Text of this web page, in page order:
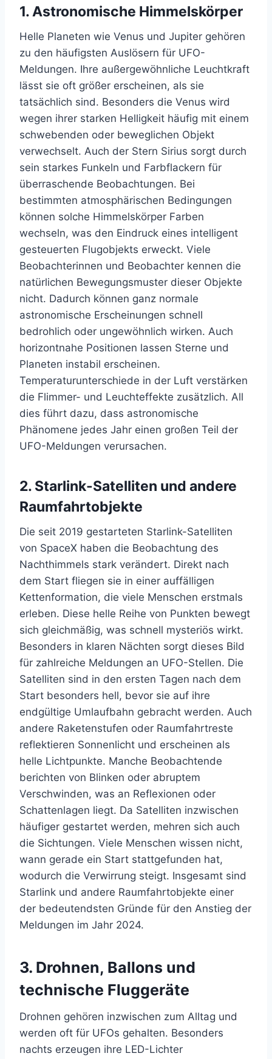
1. Astronomische Himmelskörper
Helle Planeten wie Venus und Jupiter gehören
zu den häufigsten Auslösern für UFO-
Meldungen. Ihre außergewöhnliche Leuchtkraft
lässt sie oft größer erscheinen, als sie
tatsächlich sind. Besonders die Venus wird
wegen ihrer starken Helligkeit häufig mit einem
schwebenden oder beweglichen Objekt
verwechselt. Auch der Stern Sirius sorgt durch
sein starkes Funkeln und Farbflackern für
überraschende Beobachtungen. Bei
bestimmten atmosphärischen Bedingungen
können solche Himmelskörper Farben
wechseln, was den Eindruck eines intelligent
gesteuerten Flugobjekts erweckt. Viele
Beobachterinnen und Beobachter kennen die
natürlichen Bewegungsmuster dieser Objekte
nicht. Dadurch können ganz normale
astronomische Erscheinungen schnell
bedrohlich oder ungewöhnlich wirken. Auch
horizontnahe Positionen lassen Sterne und
Planeten instabil erscheinen.
Temperaturunterschiede in der Luft verstärken
die Flimmer- und Leuchteffekte zusätzlich. All
dies führt dazu, dass astronomische
Phänomene jedes Jahr einen großen Teil der
UFO-Meldungen verursachen.
2. Starlink-Satelliten und andere
Raumfahrtobjekte
Die seit 2019 gestarteten Starlink-Satelliten
von SpaceX haben die Beobachtung des
Nachthimmels stark verändert. Direkt nach
dem Start fliegen sie in einer auffälligen
Kettenformation, die viele Menschen erstmals
erleben. Diese helle Reihe von Punkten bewegt
sich gleichmäßig, was schnell mysteriös wirkt.
Besonders in klaren Nächten sorgt dieses Bild
für zahlreiche Meldungen an UFO-Stellen. Die
Satelliten sind in den ersten Tagen nach dem
Start besonders hell, bevor sie auf ihre
endgültige Umlaufbahn gebracht werden. Auch
andere Raketenstufen oder Raumfahrtreste
reflektieren Sonnenlicht und erscheinen als
helle Lichtpunkte. Manche Beobachtende
berichten von Blinken oder abruptem
Verschwinden, was an Reflexionen oder
Schattenlagen liegt. Da Satelliten inzwischen
häufiger gestartet werden, mehren sich auch
die Sichtungen. Viele Menschen wissen nicht,
wann gerade ein Start stattgefunden hat,
wodurch die Verwirrung steigt. Insgesamt sind
Starlink und andere Raumfahrtobjekte einer
der bedeutendsten Gründe für den Anstieg der
Meldungen im Jahr 2024.
3. Drohnen, Ballons und
technische Fluggeräte
Drohnen gehören inzwischen zum Alltag und
werden oft für UFOs gehalten. Besonders
nachts erzeugen ihre LED-Lichter